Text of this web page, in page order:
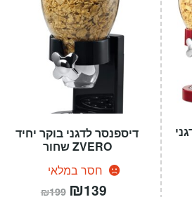
דיספנסר לדגני בוקר יחיד
ZVERO שחור
חסר במלאי
₪199 המחיר
₪139